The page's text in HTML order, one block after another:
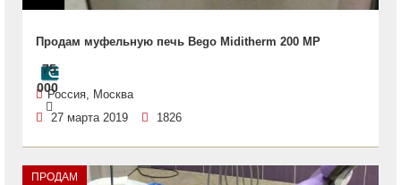
Продам муфельную печь Bego Miditherm 200 MP
75
000Россия, Москва
27 марта 2019
1826
ПРОДАМ